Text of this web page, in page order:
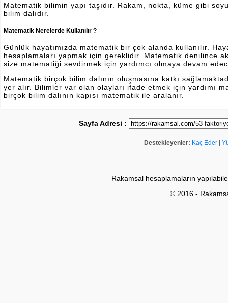
Matematik bilimin yapı taşıdır. Rakam, nokta, küme gibi
bilim dalıdır.
Matematik Nerelerde Kullanılır ?
Günlük hayatımızda matematik bir çok alanda kullanılır.
hesaplamaları yapmak için gereklidir. Matematik denilince
size matematiği sevdirmek için yardımcı olmaya devam
Matematik birçok bilim dalının oluşmasına katkı
yer alır. Bilimler var olan olayları ifade etmek için yardımı
birçok bilim dalının kapısı matematik ile aralanır.
Sayfa Adresi :
Destekleyenler: Kaç Eder
Rakamsal hesaplamaların
© 2016 -